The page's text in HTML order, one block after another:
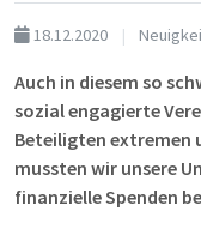
18.12.2020
Auch in diesem so
sozial engagierte
Beteiligten extremen
mussten wir unsere
finanzielle Spenden